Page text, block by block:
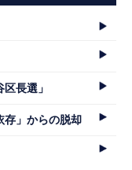
長選」
存」からの脱却